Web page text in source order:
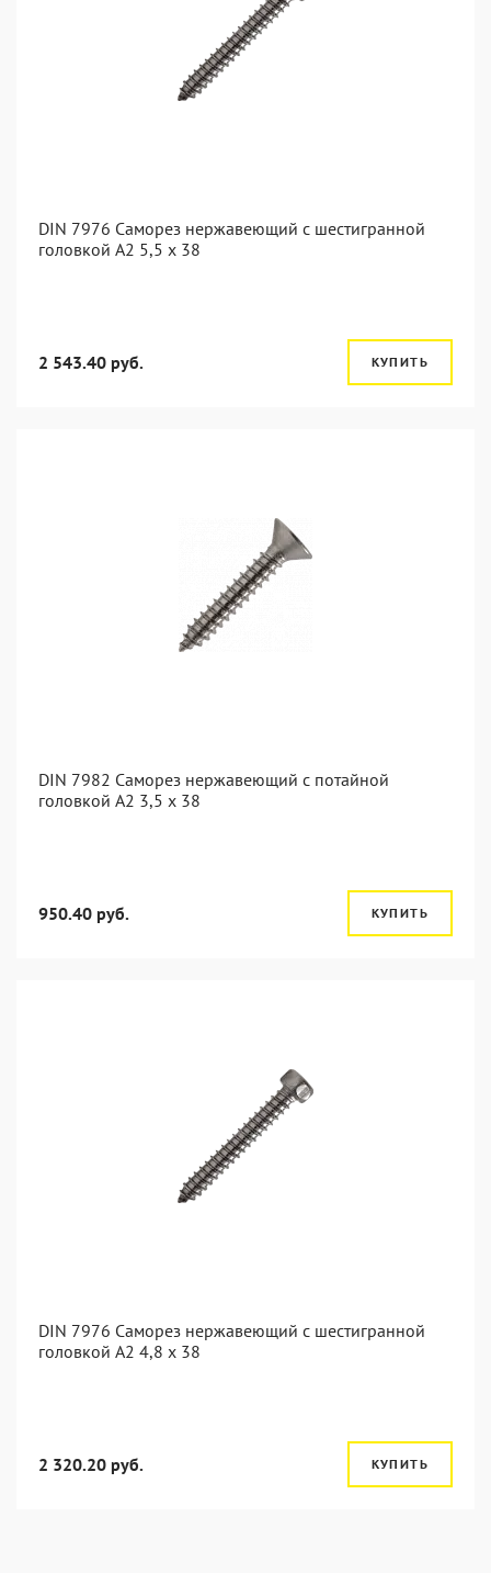
DIN 7976 Саморез нержавеющий с шестигранной
головкой А2 5,5 x 38
2 543.40 руб. КУПИТЬ
DIN 7982 Саморез нержавеющий с потайной
головкой А2 3,5 x 38
950.40 руб. КУПИТЬ
DIN 7976 Саморез нержавеющий с шестигранной
головкой А2 4,8 x 38
2 320.20 руб. КУПИТЬ